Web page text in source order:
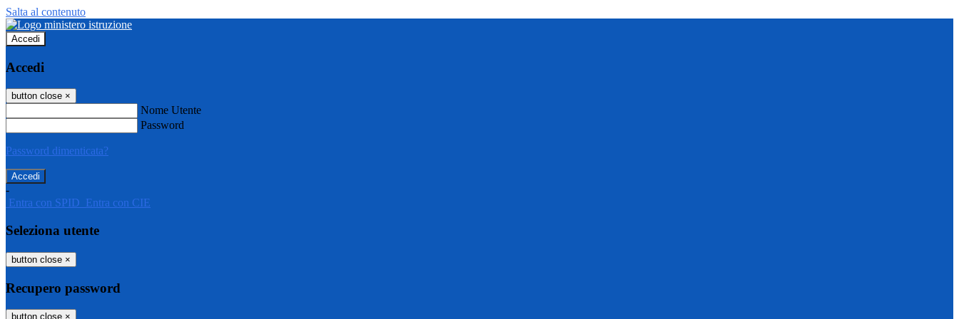
Salta al contenuto
Accedi
Accedi
button close ×
Nome Utente
Password
Password dimenticata?
-
Entra con SPID Entra con CIE
Seleziona utente
button close ×
Recupero password
button close ×